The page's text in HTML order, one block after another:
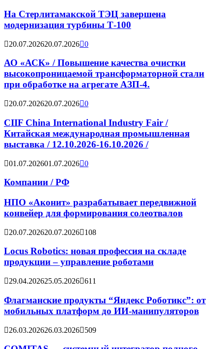
На Стерлитамакской ТЭЦ завершена
модернизация турбины Т-100
20.07.202620.07.2026 0
АО «АСК» / Повышение качества очистки
высокопроницаемой трансформаторной стали
при обработке на агрегате АЗП-4.
20.07.202620.07.2026 0
CIIF China International Industry Fair /
Китайская международная промышленная
выставка / 12.10.2026-16.10.2026 /
01.07.202601.07.2026 0
Компании / РФ
НПО «Аконит» разрабатывает передвижной
конвейер для формирования солеотвалов
20.07.202620.07.2026 108
Locus Robotics: новая профессия на складе
продукции – управление роботами
29.04.202625.05.2026 611
Флагманские продукты “Яндекс Роботикс”: от
мобильных платформ до ИИ-манипуляторов
26.03.202626.03.2026 509